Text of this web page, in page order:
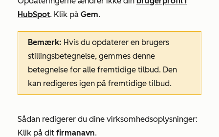
HubSpot. Klik på Gem.
Bemærk: Hvis du opdaterer en brugers
stillingsbetegnelse, gemmes denne
betegnelse for alle fremtidige tilbud. Den
kan redigeres igen på fremtidige tilbud.
Sådan redigerer du dine virksomhedsoplysninger:
Klik på dit firmanavn.